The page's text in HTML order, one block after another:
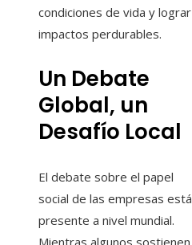
condiciones de vida y lograr
impactos perdurables.
Un Debate
Global, un
Desafío Local
El debate sobre el papel
social de las empresas está
presente a nivel mundial.